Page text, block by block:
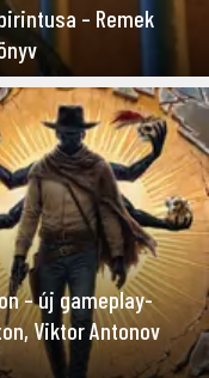
– Remek
– új gameplay-
Viktor Antonov